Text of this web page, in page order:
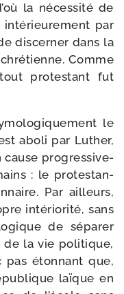
la néces­si­té de
inté­rieu­re­ment par
dis­cer­ner dans la
Comme
pro­tes­tant fut
le
abo­li par Luther,
cause pro­gres­si­ve­
: le pro­tes­tan­
Par ailleurs,
inté­rio­ri­té, sans
de sépa­rer
de la vie poli­tique,
pas éton­nant que,
laïque en